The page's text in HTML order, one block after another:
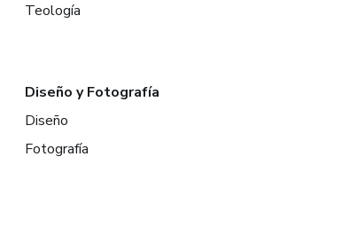
Teología
Diseño y Fotografía
Diseño
Fotografía